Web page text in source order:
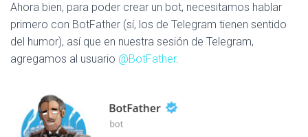
Ahora bien, para poder crear un bot, necesitamos hablar
primero con BotFather (sí, los de Telegram tienen sentido
del humor), así que en nuestra sesión de Telegram,
agregamos al usuario @BotFather.